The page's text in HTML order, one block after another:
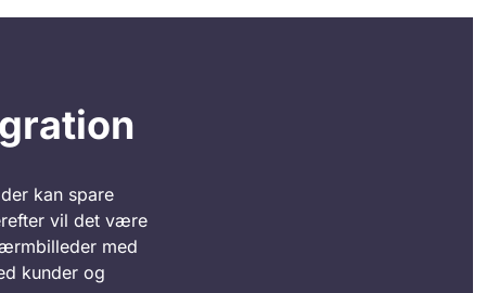
kan spare
vil det være
med
kunder og